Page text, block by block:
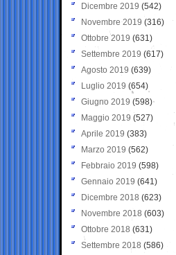
Dicembre 2019 (542)
Novembre 2019 (316)
Ottobre 2019 (631)
Settembre 2019 (617)
Agosto 2019 (639)
Luglio 2019 (654)
Giugno 2019 (598)
Maggio 2019 (527)
Aprile 2019 (383)
Marzo 2019 (562)
Febbraio 2019 (598)
Gennaio 2019 (641)
Dicembre 2018 (623)
Novembre 2018 (603)
Ottobre 2018 (631)
Settembre 2018 (586)